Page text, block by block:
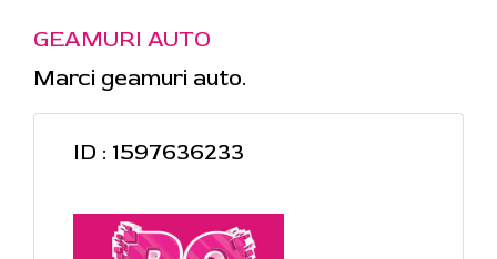
GEAMURI AUTO
Marci geamuri auto.
ID : 1597636233